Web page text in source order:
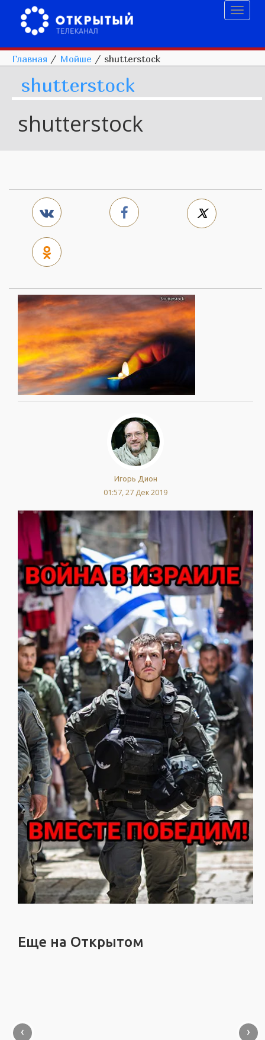
Главная / Мойше / shutterstock
shutterstock
shutterstock
Игорь Дион
01:57, 27 Дек 2019
Еще на Открытом
‹ ›